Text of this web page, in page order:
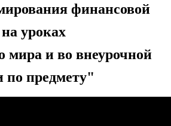
финансовой
уроках
мира и во внеурочной
по предмету"